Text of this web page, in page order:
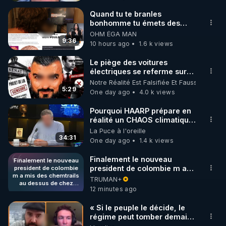
Lien vers mes conférences vidéo de 2022 sur ces
sujets : https://tinyurl.com/2sfuazce
Lien vers mon PDF de Thèse de conférence sur
ces sujets : https://tinyurl.com/2u5h6a9r
Il a même été dit récemment sur Internet ceci : «
Frédéric Laroche est le meilleur spécialiste en
France sur les armes électromagnétiques ».
Vous pourrez poser vos questions dans mon
groupe de travail sur Telegram :
"Au Terrier Du Lapin Blanc" :
Site Web :
https://www.AuTerrierDuLapinBlanc.com
Fil Telegram : https://t.me/+-YjylSURlaQ2NTZk
9:36
Quand tu te branles
bonhomme tu émets des
ondes ils ont juste omis de
t'expliquer
OHM ÉGA MAN
10 hours ago
1.6 k views
5:29
Le piège des voitures
électriques se referme sur
les usagers !
Notre Réalité Est Falsifiée Et Fausse
One day ago
4.0 k views
34:31
Pourquoi HAARP prépare en
réalité un CHAOS climatique,
on répond
La Puce à l'oreille
One day ago
1.4 k views
Finalement le nouveau
president de colombie
m a mis des chemtrails
au dessus de chez
moi. Il n y en avait
Finalement le nouveau
president de colombie m a
mis des chemtrails au
dessus de chez moi. Il n y en
avait jamais avant.
TRUMAN+
12 minutes ago
« Si le peuple le décide, le
régime peut tomber demain !